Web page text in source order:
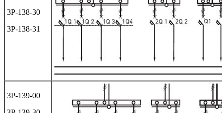
3Р-138-30
3Р-138-31
3Р-139-00